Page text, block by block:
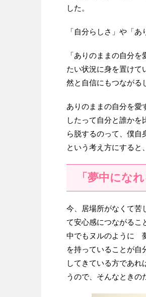
した。
「自分らしさ」や「
「ありのままの自分
たい状況に身を置けて
然と自信にもつながる
ありのままの自分を愛
したって自分と誰か
ら脱するのって、僕自
という考え方にすると
「夢中にな
今、居場所がなくて苦
て安心感につながるこ
中でもヌルのように
を持っていることが自
してきている方であ
うので、そんなときの